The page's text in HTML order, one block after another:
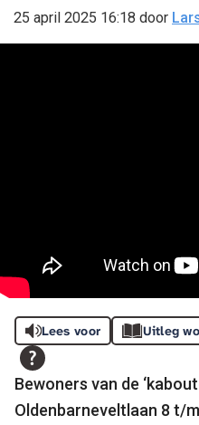
25 april 2025 16:18 door
Lees voor Uitleg
Bewoners van de
Oldenbarneveltlaan 8 t/